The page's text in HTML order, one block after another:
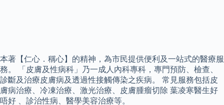
本著【仁心．稱心】的精神，為市民提供便利及一站式的醫療服
務。 「皮膚及性病科」乃一成人內科專科，專門預防、檢查、
診斷及治療皮膚病及透過性接觸傳染之疾病。 常見服務包括皮
膚病治療、冷凍治療、激光治療、皮膚腫瘤切除 葉凌寒醫生好
唔好 、診治性病、醫學美容治療等。